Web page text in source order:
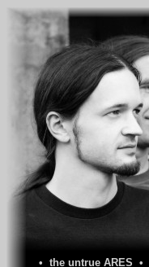
• the untrue ARES •